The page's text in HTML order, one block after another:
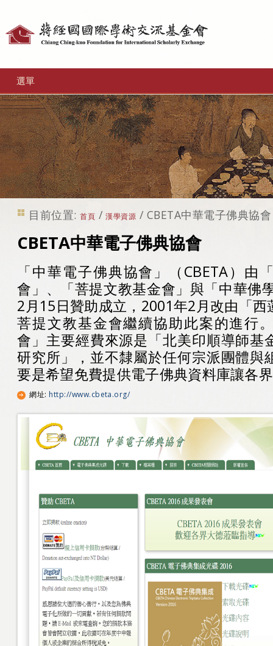
選單
目前位置: 首頁 /漢學資源 / CBETA中華電子佛典協會
CBETA中華電子佛典協會
「中華電子佛典協會」（CBETA）由
會」、「菩提文教基金會」與「中華佛
2月15日贊助成立，2001年2月改由「
菩提文教基金會繼續協助此案的進行
會」主要經費來源是「北美印順導師基
研究所」，並不隸屬於任何宗派團體與
要是希望免費提供電子佛典資料庫讓各
網址: http://www.cbeta.org/